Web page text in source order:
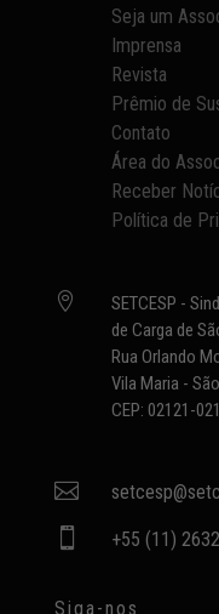
Seja um
Imprensa
Revista
Prêmio de
Contato
Área do
Receber
Política de

SETCESP -
de Carga de
Rua Orlando
Vila Maria -
CEP: 02121-021

 +55 (11)
Siga-nos